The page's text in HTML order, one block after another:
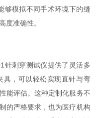
够模拟不同手术环境下的缝
度准确性。
针刺穿测试仪提供了灵活多
具，可以轻松实现直针与弯
能评估。这种定制化服务不
的严格要求，也为医疗机构